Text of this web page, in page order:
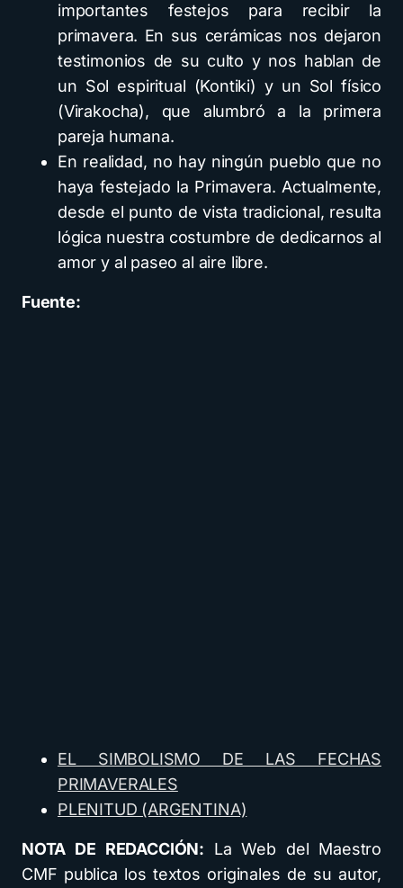
importantes festejos para recibir la
primavera. En sus cerámicas nos dejaron
testimonios de su culto y nos hablan de
un Sol espiritual (Kontiki) y un Sol físico
(Virakocha), que alumbró a la primera
pareja humana.
En realidad, no hay ningún pueblo que no
haya festejado la Primavera. Actualmente,
desde el punto de vista tradicional, resulta
lógica nuestra costumbre de dedicarnos al
amor y al paseo al aire libre.
Fuente:
EL SIMBOLISMO DE LAS FECHAS
PRIMAVERALES
PLENITUD (ARGENTINA)
NOTA DE REDACCIÓN: La Web del Maestro
CMF publica los textos originales de su autor,